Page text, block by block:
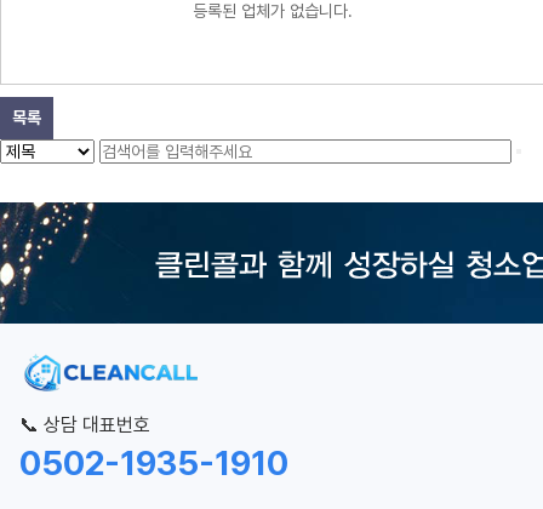
등록된 업체가 없습니다.
목록
📞 상담 대표번호
0502-1935-1910